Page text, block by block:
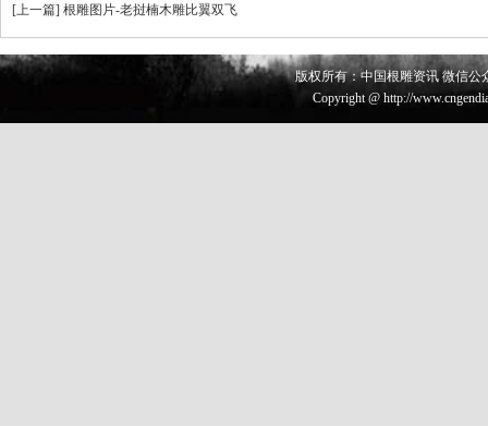
[上一篇] 根雕图片-老挝楠木雕比翼双飞
版权所有：中国根雕资讯 微信公
Copyright @ http://